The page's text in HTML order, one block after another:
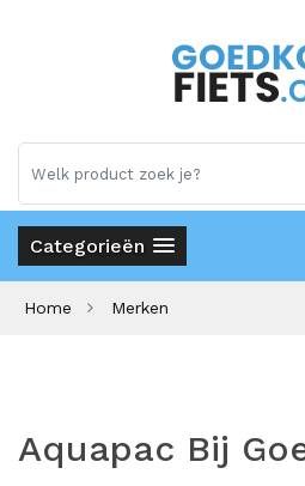
Categorieën
Home Merken
Aquapac Bij